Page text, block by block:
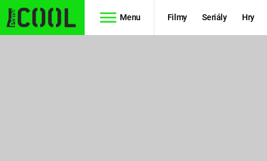
Menu Filmy Seriály Hry